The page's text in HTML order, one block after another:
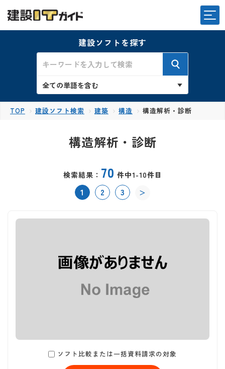
建設ソフトを探す
TOP 建設ソフト検索 建築 構造 構造解析・診断
構造解析・診断
検索結果： 70 件中1-10件目
1 2 3 ＞
ソフト比較または一括資料請求の対象